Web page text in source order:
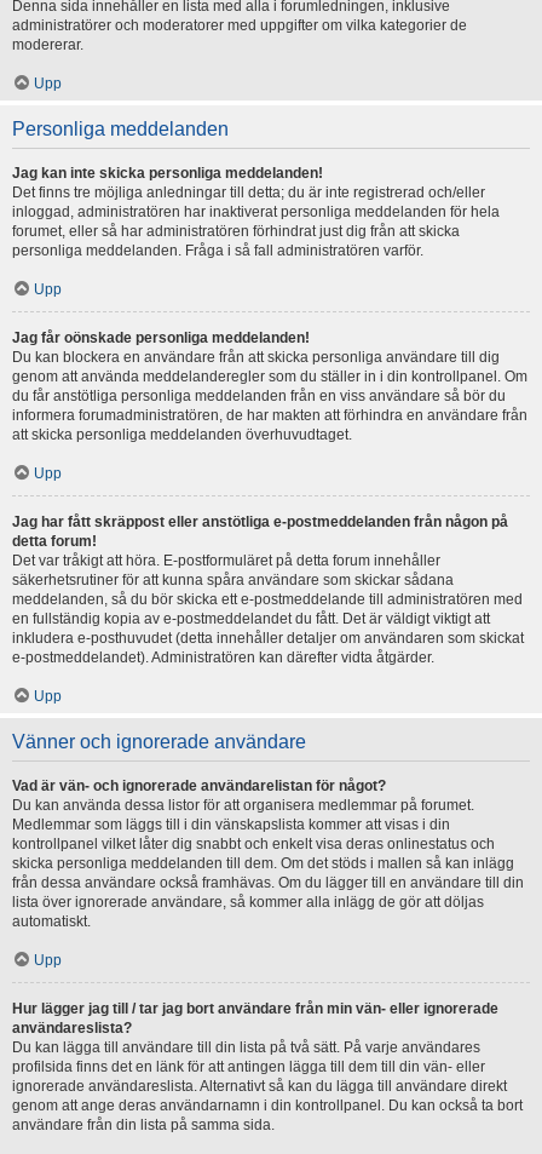
Denna sida innehåller en lista med alla i forumledningen, inklusive
administratörer och moderatorer med uppgifter om vilka kategorier de
modererar.
Upp
Personliga meddelanden
Jag kan inte skicka personliga meddelanden!
Det finns tre möjliga anledningar till detta; du är inte registrerad och/eller
inloggad, administratören har inaktiverat personliga meddelanden för hela
forumet, eller så har administratören förhindrat just dig från att skicka
personliga meddelanden. Fråga i så fall administratören varför.
Upp
Jag får oönskade personliga meddelanden!
Du kan blockera en användare från att skicka personliga användare till dig
genom att använda meddelanderegler som du ställer in i din kontrollpanel. Om
du får anstötliga personliga meddelanden från en viss användare så bör du
informera forumadministratören, de har makten att förhindra en användare från
att skicka personliga meddelanden överhuvudtaget.
Upp
Jag har fått skräppost eller anstötliga e-postmeddelanden från någon på
detta forum!
Det var tråkigt att höra. E-postformuläret på detta forum innehåller
säkerhetsrutiner för att kunna spåra användare som skickar sådana
meddelanden, så du bör skicka ett e-postmeddelande till administratören med
en fullständig kopia av e-postmeddelandet du fått. Det är väldigt viktigt att
inkludera e-posthuvudet (detta innehåller detaljer om användaren som skickat
e-postmeddelandet). Administratören kan därefter vidta åtgärder.
Upp
Vänner och ignorerade användare
Vad är vän- och ignorerade användarelistan för något?
Du kan använda dessa listor för att organisera medlemmar på forumet.
Medlemmar som läggs till i din vänskapslista kommer att visas i din
kontrollpanel vilket låter dig snabbt och enkelt visa deras onlinestatus och
skicka personliga meddelanden till dem. Om det stöds i mallen så kan inlägg
från dessa användare också framhävas. Om du lägger till en användare till din
lista över ignorerade användare, så kommer alla inlägg de gör att döljas
automatiskt.
Upp
Hur lägger jag till / tar jag bort användare från min vän- eller ignorerade
användareslista?
Du kan lägga till användare till din lista på två sätt. På varje användares
profilsida finns det en länk för att antingen lägga till dem till din vän- eller
ignorerade användareslista. Alternativt så kan du lägga till användare direkt
genom att ange deras användarnamn i din kontrollpanel. Du kan också ta bort
användare från din lista på samma sida.